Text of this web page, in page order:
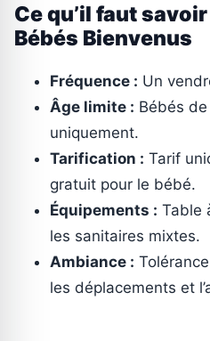
Ce qu’il faut
Bébés Bienvenus
Fréquence : Un
Âge limite : Bébés
uniquement.
Tarification : Tarif
gratuit pour le bébé.
Équipements : Table
les sanitaires mixtes.
Ambiance :
les déplacements et